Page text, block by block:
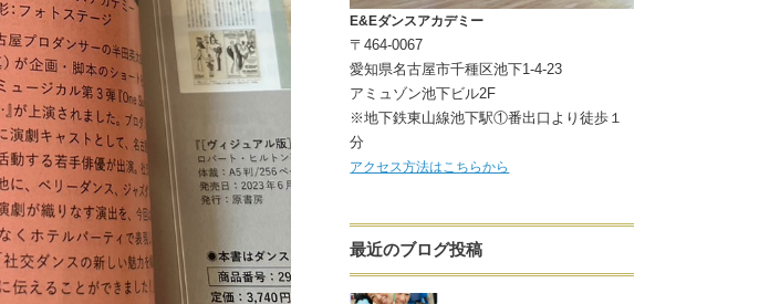
E&Eダンスアカデミー
〒464-0067
愛知県名古屋市千種区池下1-4-23
アミュゾン池下ビル2F
※地下鉄東山線池下駅①番出口より徒歩１
分
アクセス方法はこちらから
最近のブログ投稿